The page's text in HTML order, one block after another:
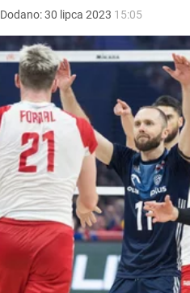
Dodano:30 lipca 2023 15:05